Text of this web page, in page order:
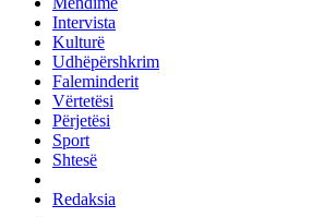
Intervista
Kulturë
Udhëpërshkrim
Faleminderit
Vërtetësi
Përjetësi
Sport
Shtesë
Redaksia